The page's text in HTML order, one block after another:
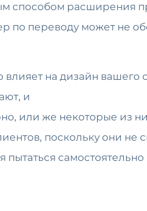
способом расширения
по переводу может не
на дизайн вашего
и
или же некоторые из
поскольку они не
пытаться